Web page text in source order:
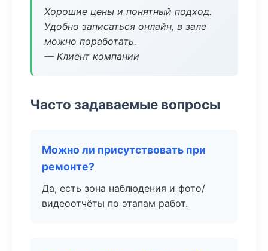
Хорошие цены и понятный подход.
Удобно записаться онлайн, в зале
можно поработать.
— Клиент компании
Часто задаваемые вопросы
Можно ли присутствовать при
ремонте?
Да, есть зона наблюдения и фото/
видеоотчёты по этапам работ.